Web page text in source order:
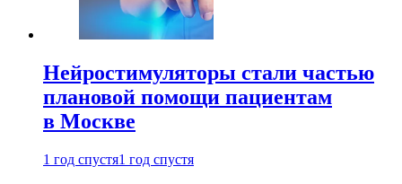
Нейростимуляторы стали частью
плановой помощи пациентам
в Москве
1 год спустя1 год спустя